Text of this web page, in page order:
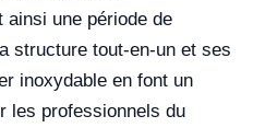
ainsi une période de
structure tout-en-un et ses
inoxydable en font un
les professionnels du